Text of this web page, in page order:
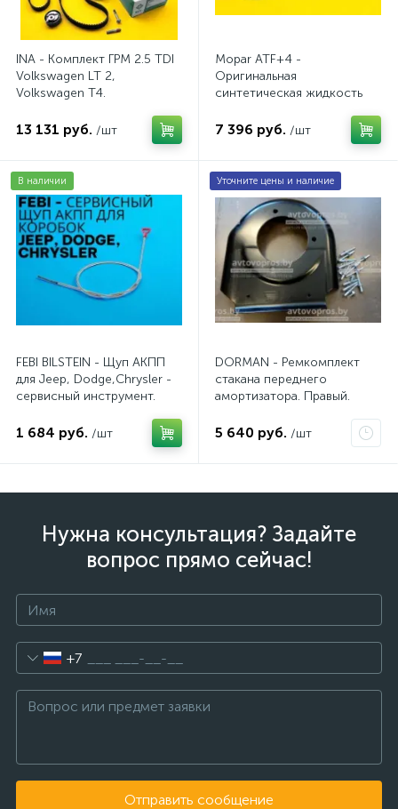
INA - Комплект ГРМ 2.5 TDI
Volkswagen LT 2,
Volkswagen Т4.
13 131 руб. /шт
Mopar ATF+4 -
Оригинальная
синтетическая жидкость
7 396 руб. /шт
В наличии
FEBI BILSTEIN - Щуп АКПП
для Jeep, Dodge,Chrysler -
сервисный инструмент.
1 684 руб. /шт
Уточните цены и наличие
DORMAN - Ремкомплект
стакана переднего
амортизатора. Правый.
5 640 руб. /шт
Нужна консультация? Задайте
вопрос прямо сейчас!
+7
Отправить сообщение